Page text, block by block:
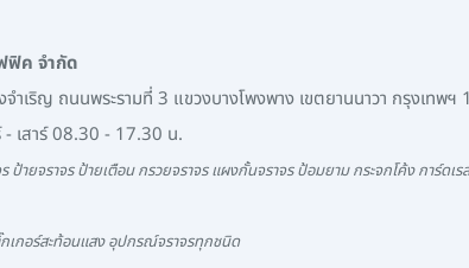
ฟิค จำกัด
ำเริญ ถนนพระรามที่ 3 แขวงบางโพงพาง เขตยานนาวา กรุงเทพฯ
- เสาร์ 08.30 - 17.30 น.
ป้ายจราจร ป้ายเตือน กรวยจราจร แผงกั้นจราจร ป้อมยาม กระจกโค้ง การ์ดเร
เกอร์สะท้อนแสง อุปกรณ์จราจรทุกชนิด